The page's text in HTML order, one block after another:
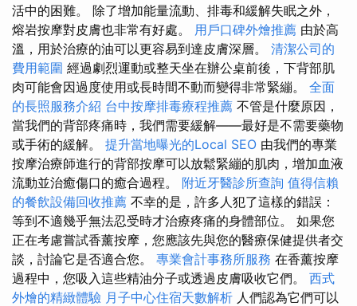
活中的困難。 除了增加能量流動、排毒和緩解失眠之外，
熔岩按摩對皮膚也非常有好處。 用戶口碑外燴推薦 由於高
溫，用於治療的油可以更容易到達皮膚深層。 清潔公司的
費用範圍 經過劇烈運動或整天坐在辦公桌前後，下背部肌
肉可能會因過度使用或長時間不動而變得非常緊繃。 全面
的長照服務介紹 台中按摩排毒療程推薦 不管是什麼原因，
當我們的背部疼痛時，我們需要緩解——最好是不需要藥物
或手術的緩解。 提升當地曝光的Local SEO 由我們的專業
按摩治療師進行的背部按摩可以放鬆緊繃的肌肉，增加血液
流動並治癒傷口的癒合過程。 附近牙醫診所查詢 值得信賴
的餐飲設備回收推薦 不幸的是，許多人犯了這樣的錯誤：
等到不適幾乎無法忍受時才治療疼痛的身體部位。 如果您
正在考慮嘗試香薰按摩，您應該先與您的醫療保健提供者交
談，討論它是否適合您。 專業會計事務所服務 在香薰按摩
過程中，您吸入這些精油分子或透過皮膚吸收它們。 西式
外燴的精緻體驗 月子中心住宿天數解析 人們認為它們可以